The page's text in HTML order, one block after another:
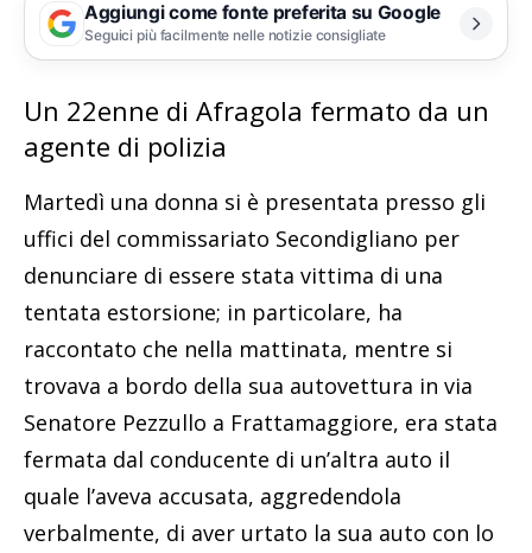
Aggiungi come fonte preferita su Google
Seguici più facilmente nelle notizie consigliate
Un 22enne di Afragola fermato da un
agente di polizia
Martedì una donna si è presentata presso gli
uffici del commissariato Secondigliano per
denunciare di essere stata vittima di una
tentata estorsione; in particolare, ha
raccontato che nella mattinata, mentre si
trovava a bordo della sua autovettura in via
Senatore Pezzullo a Frattamaggiore, era stata
fermata dal conducente di un’altra auto il
quale l’aveva accusata, aggredendola
verbalmente, di aver urtato la sua auto con lo